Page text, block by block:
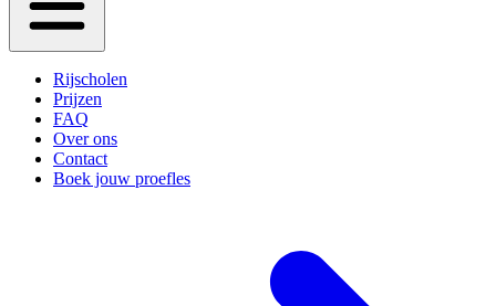
Rijscholen
Prijzen
FAQ
Over ons
Contact
Boek jouw proefles